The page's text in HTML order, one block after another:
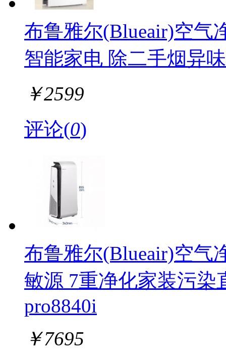
布鲁雅尔(Blueair)空气
智能家电 除二手烟异
￥2599
评论(0)
布鲁雅尔(Blueair)空气
敏源 7重净化家装污染
pro8840i
￥7695